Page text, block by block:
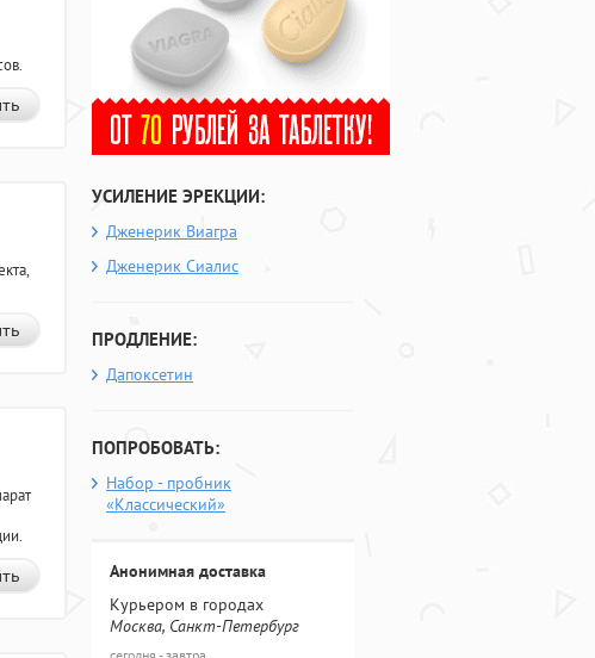
УСИЛЕНИЕ ЭРЕКЦИИ:
Дженерик Виагра
Дженерик Сиалис
ПРОДЛЕНИЕ:
Дапоксетин
ПОПРОБОВАТЬ:
Набор - пробник
«Классический»
Анонимная доставка
Курьером в городах
Москва, Санкт-Петербург